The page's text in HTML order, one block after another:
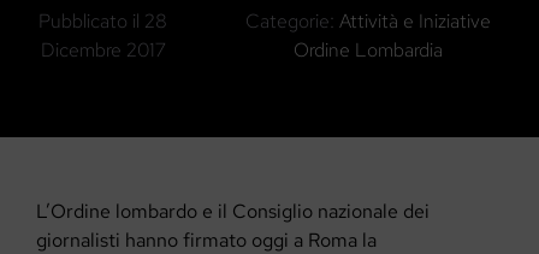
Pubblicato il 28
Dicembre 2017
Categorie: Attività e Iniziative
Ordine Lombardia
L’Ordine lombardo e il Consiglio nazionale dei
giornalisti hanno firmato oggi a Roma la